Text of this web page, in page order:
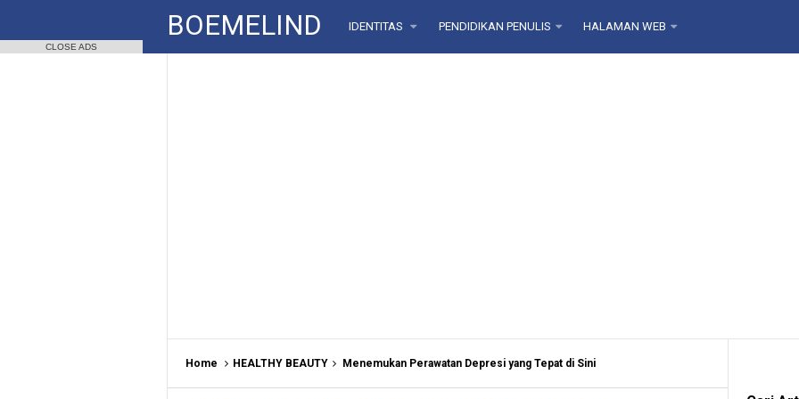
BOEMELIND IDENTITAS PENDIDIKAN PENULIS HALAMAN WEB
Home HEALTHY BEAUTY Menemukan Perawatan Depresi yang Tepat di Sini
CLOSE ADS